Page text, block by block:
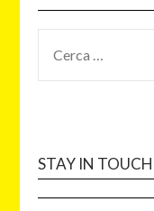
STAY IN